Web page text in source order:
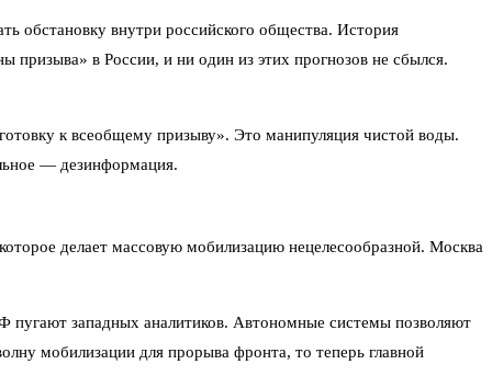
обстановку внутри российского общества. История
призыва» в России, и ни один из этих прогнозов не сбылся.
к всеобщему призыву». Это манипуляция чистой воды.
— дезинформация.
делает массовую мобилизацию нецелесообразной. Москва
пугают западных аналитиков. Автономные системы позволяют
мобилизации для прорыва фронта, то теперь главной